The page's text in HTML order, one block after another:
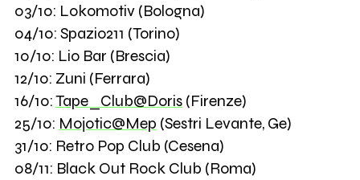
03/10: Lokomotiv (Bologna)
04/10: Spazio211 (Torino)
10/10: Lio Bar (Brescia)
12/10: Zuni (Ferrara)
16/10:Tape_Club@Doris(Firenze)
25/10: Mojotic@Mep (Sestri Levante, Ge)
31/10: Retro Pop Club (Cesena)
08/11: Black Out Rock Club (Roma)